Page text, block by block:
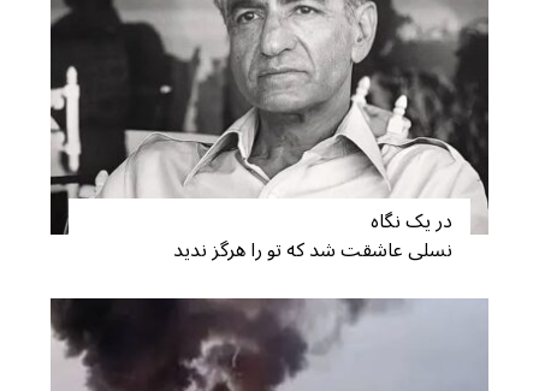
در یک نگاه
نسلی عاشقت شد که تو را هرگز ندید